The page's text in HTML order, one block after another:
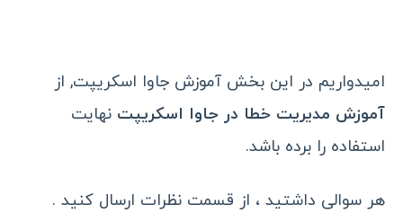
امیدواریم در این بخش آموزش جاوا اسکریپت, از
آموزش مدیریت خطا در جاوا اسکریپت نهایت
استفاده را برده باشد.
هر سوالی داشتید ، از قسمت نظرات ارسال کنید .